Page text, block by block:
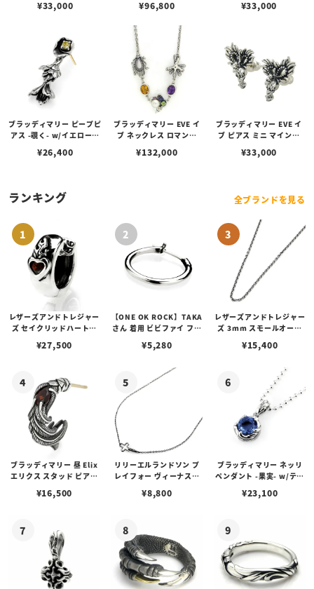
¥33,000 ¥96,800 ¥33,000
ブラッディマリー ピープピ
アス -覗く- w/イエローベ
¥26,400
ブラッディマリー EVE イ
ブ ネックレス ロマンス
¥132,000
ブラッディマリー EVE イ
ブ ピアス ミニ マインド
¥33,000
ランキング 全ブランドを見る
レザーズアンドトレジャー
ズ セイクリッドハートピ
¥27,500
【ONE OK ROCK】TAKA
さん 着用 ビビファイ フー
¥5,280
レザーズアンドトレジャー
ズ 3mm スモールオーバ
ブスタークラスプ＆LTロ
¥15,400
ブラッディマリー 昼 Elix
エリクス スタッド ピアス
¥16,500
リリーエルランドソン プ
レイフォー ヴィーナスチ
¥8,800
ブラッディマリー ネッリ
ペンダント -果実- w/ティ
¥23,100